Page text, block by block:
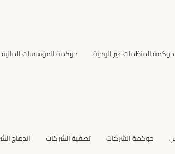
حوكمة المنظمات غير الربحية حوكمة المؤسسات المالية
حوكمة الشركات تصفية الشركات اندماج